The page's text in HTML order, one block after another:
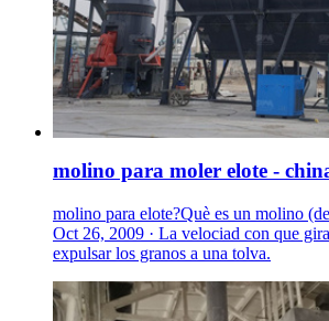
molino para moler elote -
molino para elote?Què es un molino
Oct 26, 2009 · La velociad con que
expulsar los granos a una tolva.